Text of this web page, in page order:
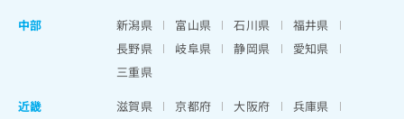
中部
新潟県 富山県 石川県
福井県
長野県
岐阜県 静岡県
愛知県
三重県
近畿
滋賀県 京都府 大阪府
兵庫県